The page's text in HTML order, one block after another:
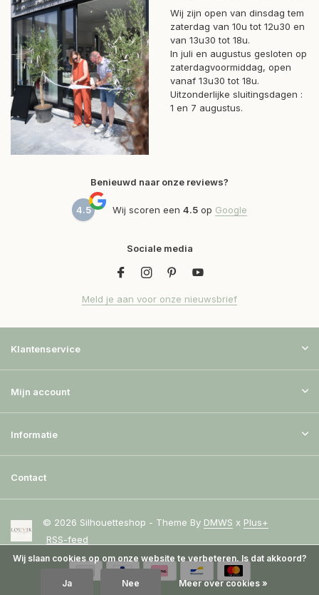
Wij zijn open van dinsdag tem
zaterdag van 10u tot 12u30 en
van 13u30 tot 18u.
In juli en augustus gesloten op
zaterdagvoormiddag, open
vanaf 13u30 tot 18u.
Uitzonderlijke sluitingsdagen :
1 en 7 augustus.
Benieuwd naar onze reviews?
4.5 Wij scoren een 4.5 op Google
Sociale media
Meld je aan voor onze nieuwsbrief
Klantenservice
Mijn account
Informatie
Contact
© 2026 Silhouetteshop - Theme By DMWS x Plus+
RSS-feed
Wij slaan cookies op om onze website te verbeteren. Is dat akkoord?
Ja Nee Meer over cookies »